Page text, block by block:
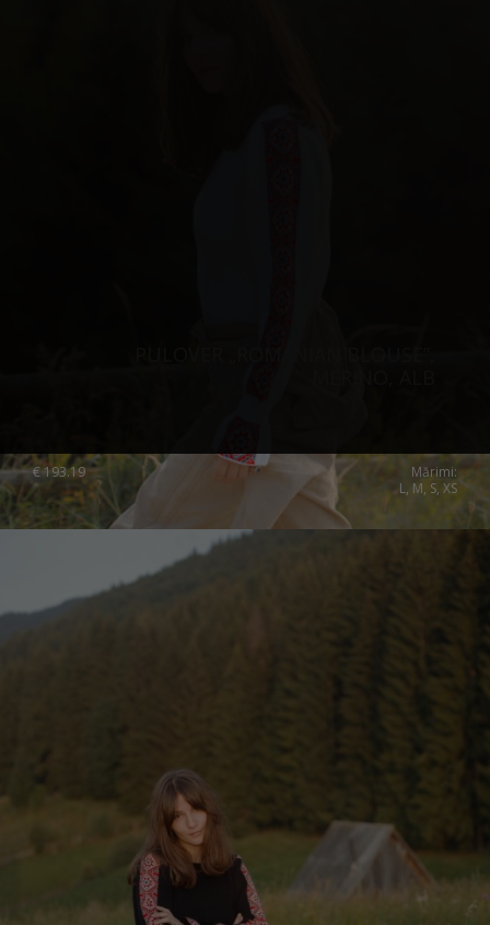
€193.19
Mărimi:
L, M, S, XS